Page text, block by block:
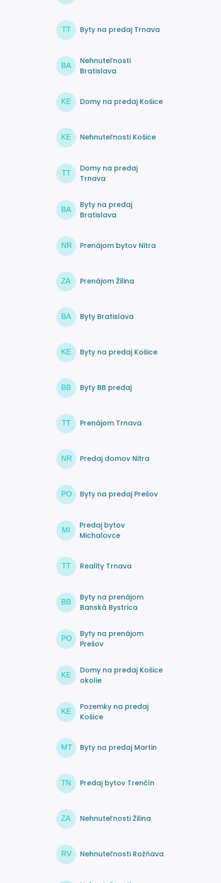
TT Byty na predaj Trnava
BA
Nehnuteľnosti
Bratislava
KE Domy na predaj Košice
KE Nehnuteľnosti Košice
TT
Domy na predaj
Trnava
BA
Byty na predaj
Bratislava
NR Prenájom bytov Nitra
ZA Prenájom Žilina
BA Byty Bratislava
KE Byty na predaj Košice
BB Byty BB predaj
TT Prenájom Trnava
NR Predaj domov Nitra
PO Byty na predaj Prešov
MI
Predaj bytov
Michalovce
TT Reality Trnava
BB
Byty na prenájom
Banská Bystrica
PO
Byty na prenájom
Prešov
KE
Domy na predaj Košice
okolie
KE
Pozemky na predaj
Košice
MT Byty na predaj Martin
TN Predaj bytov Trenčín
ZA Nehnuteľnosti Žilina
RV Nehnuteľnosti Rožňava